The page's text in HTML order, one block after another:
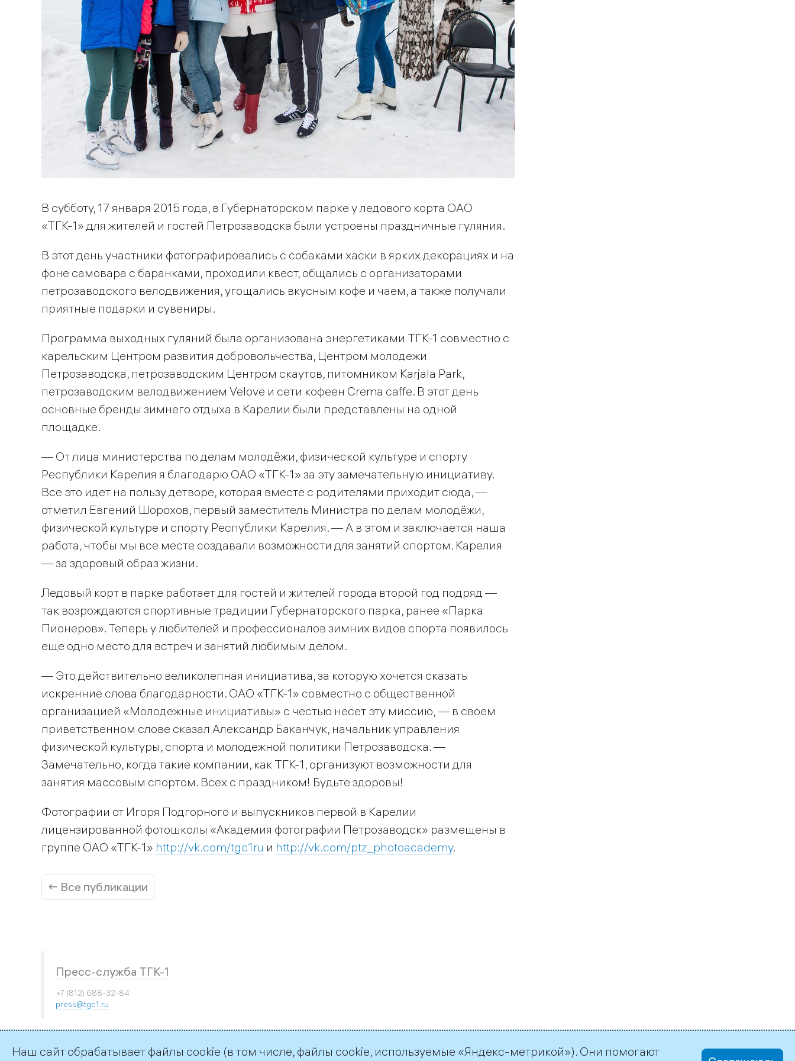
В субботу, 17 января 2015 года, в Губернаторском парке у ледового корта ОАО
«ТГК-1» для жителей и гостей Петрозаводска были устроены праздничные гуляния.
В этот день участники фотографировались с собаками хаски в ярких декорациях и на
фоне самовара с баранками, проходили квест, общались с организаторами
петрозаводского велодвижения, угощались вкусным кофе и чаем, а также получали
приятные подарки и сувениры.
Программа выходных гуляний была организована энергетиками ТГК-1 совместно с
карельским Центром развития добровольчества, Центром молодежи
Петрозаводска, петрозаводским Центром скаутов, питомником Karjala Park,
петрозаводским велодвижением Velove и сети кофеен Crema caffe. В этот день
основные бренды зимнего отдыха в Карелии были представлены на одной
площадке.
— От лица министерства по делам молодёжи, физической культуре и спорту
Республики Карелия я благодарю ОАО «ТГК-1» за эту замечательную инициативу.
Все это идет на пользу детворе, которая вместе с родителями приходит сюда, —
отметил Евгений Шорохов, первый заместитель Министра по делам молодёжи,
физической культуре и спорту Республики Карелия. — А в этом и заключается наша
работа, чтобы мы все месте создавали возможности для занятий спортом. Карелия
— за здоровый образ жизни.
Ледовый корт в парке работает для гостей и жителей города второй год подряд —
так возрождаются спортивные традиции Губернаторского парка, ранее «Парка
Пионеров». Теперь у любителей и профессионалов зимних видов спорта появилось
еще одно место для встреч и занятий любимым делом.
— Это действительно великолепная инициатива, за которую хочется сказать
искренние слова благодарности. ОАО «ТГК-1» совместно с общественной
организацией «Молодежные инициативы» с честью несет эту миссию, — в своем
приветственном слове сказал Александр Баканчук, начальник управления
физической культуры, спорта и молодежной политики Петрозаводска. —
Замечательно, когда такие компании, как ТГК-1, организуют возможности для
занятия массовым спортом. Всех с праздником! Будьте здоровы!
Фотографии от Игоря Подгорного и выпускников первой в Карелии
лицензированной фотошколы «Академия фотографии Петрозаводск» размещены в
группе ОАО «ТГК-1» http://vk.com/tgc1ru и http://vk.com/ptz_photoacademy.
← Все публикации
Пресс-служба ТГК-1
+7 (812) 688-32-84
press@tgc1.ru
Наш сайт обрабатывает файлы cookie (в том числе, файлы cookie, используемые «Яндекс-метрикой»). Они помогают